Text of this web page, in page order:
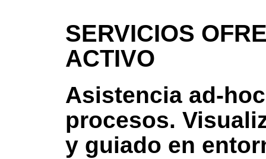
SERVICIOS
ACTIVO
Asistencia ad-
procesos.
y guiado en